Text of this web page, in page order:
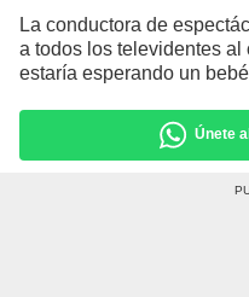
La conductora de
a todos los televidentes
estaría esperando un
Únete